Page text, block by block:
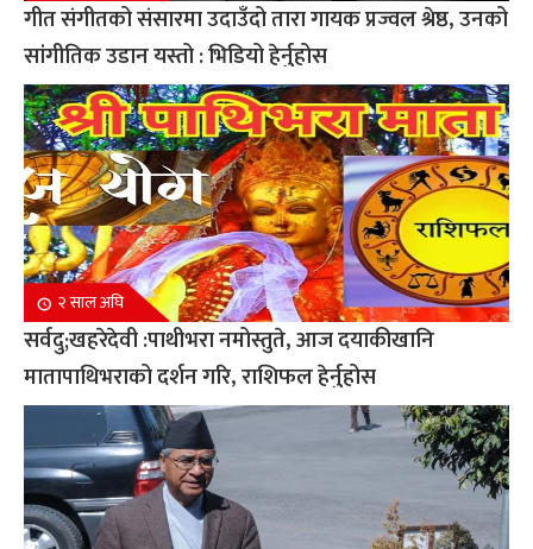
गीत संगीतको संसारमा उदाउँदो तारा गायक प्रज्वल श्रेष्ठ, उनको
सांगीतिक उडान यस्तो : भिडियो हेर्नुहोस
२ साल अघि
सर्वदु;खहरेदेवी :पाथीभरा नमोस्तुते, आज दयाकीखानि
मातापाथिभराको दर्शन गरि, राशिफल हेर्नुहोस